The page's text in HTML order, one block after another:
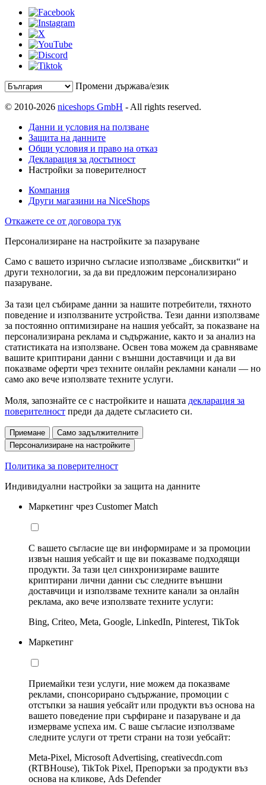
Промени държава/език
© 2010-2026 niceshops GmbH - All rights reserved.
Данни и условия на ползване
Защита на данните
Общи условия и право на отказ
Декларация за достъпност
Настройки за поверителност
Компания
Други магазини на NiceShops
Откажете се от договора тук
Персонализиране на настройките за пазаруване
Само с вашето изрично съгласие използваме „бисквитки“ и
други технологии, за да ви предложим персонализирано
пазаруване.
За тази цел събираме данни за нашите потребители, тяхното
поведение и използваните устройства. Тези данни използваме
за постоянно оптимизиране на нашия уебсайт, за показване на
персонализирана реклама и съдържание, както и за анализ на
статистиката на използване. Освен това можем да сравняваме
вашите криптирани данни с външни доставчици и да ви
показваме оферти чрез техните онлайн рекламни канали — но
само ако вече използвате техните услуги.
Моля, запознайте се с настройките и нашата декларация за
поверителност преди да дадете съгласието си.
Приемане
Само задължителните
Персонализиране на настройките
Политика за поверителност
Индивидуални настройки за защита на данните
Маркетинг чрез Customer Match
С вашето съгласие ще ви информираме и за промоции
извън нашия уебсайт и ще ви показваме подходящи
продукти. За тази цел синхронизираме вашите
криптирани лични данни със следните външни
доставчици и използваме техните канали за онлайн
реклама, ако вече използвате техните услуги:
Bing, Criteo, Meta, Google, LinkedIn, Pinterest, TikTok
Маркетинг
Приемайки тези услуги, ние можем да показваме
реклами, спонсорирано съдържание, промоции с
отстъпки за нашия уебсайт или продукти въз основа на
вашето поведение при сърфиране и пазаруване и да
измерваме успеха им. С ваше съгласие използваме
следните услуги от трети страни на този уебсайт:
Meta-Pixel, Microsoft Advertising, creativecdn.com
(RTBHouse), TikTok Pixel, Препоръки за продукти въз
основа на кликове, Ads Defender